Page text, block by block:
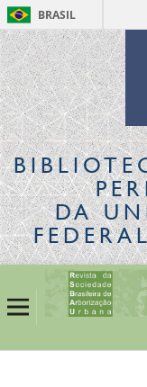
BRASIL
DA